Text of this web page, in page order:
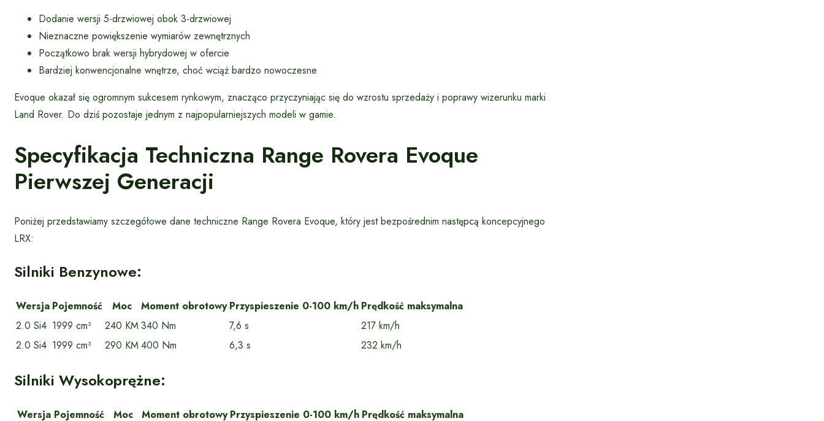
Dodanie wersji 5-drzwiowej obok 3-drzwiowej
Nieznaczne powiększenie wymiarów zewnętrznych
Początkowo brak wersji hybrydowej w ofercie
Bardziej konwencjonalne wnętrze, choć wciąż bardzo nowoczesne
Evoque okazał się ogromnym sukcesem rynkowym, znacząco przyczyniając się do wzrostu sprzedaży i poprawy wizerunku marki
Land Rover. Do dziś pozostaje jednym z najpopularniejszych modeli w gamie.
Specyfikacja Techniczna Range Rovera Evoque
Pierwszej Generacji
Poniżej przedstawiamy szczegółowe dane techniczne Range Rovera Evoque, który jest bezpośrednim następcą koncepcyjnego
LRX:
Silniki Benzynowe:
Wersja Pojemność Moc Moment obrotowy Przyspieszenie 0-100 km/h Prędkość maksymalna
2.0 Si4 1999 cm³ 240 KM340 Nm 7,6 s
217 km/h
2.0 Si4 1999 cm³ 290 KM400 Nm 6,3 s 232 km/h
Silniki Wysokoprężne:
Wersja Pojemność Moc Moment obrotowy Przyspieszenie 0-100 km/h Prędkość maksymalna